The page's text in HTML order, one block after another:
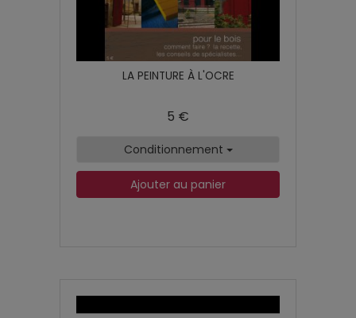
LA PEINTURE À L'OCRE
5 €
Conditionnement
Ajouter au panier